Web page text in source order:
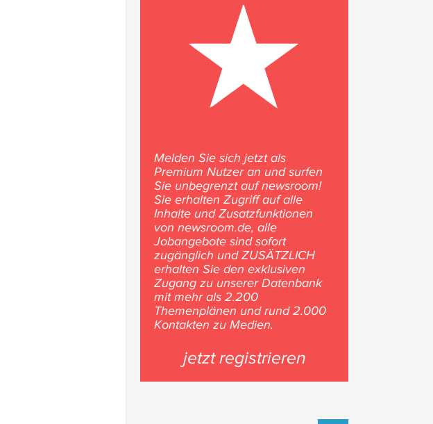
Melden Sie sich jetzt als
Premium Nutzer an und surfen
Sie unbegrenzt auf newsroom!
Sie erhalten Zugriff auf alle
Inhalte und Zusatzfunktionen
von newsroom.de, alle
Jobangebote sind sofort
zugänglich und ZUSÄTZLICH
erhalten Sie den exklusiven
Zugang zu unserer Datenbank
mit mehr als 2.200
Themenplänen und rund 2.000
Kontakten zu Medien.
jetzt registrieren